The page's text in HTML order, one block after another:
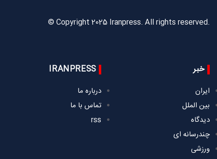
© Copyright 2025 Iranpress. All rights reserved.
خبر
ایران
بین الملل
دیدگاه
چندرسانه ای
ورزشی
IRANPRESS
درباره ما
تماس با ما
rss